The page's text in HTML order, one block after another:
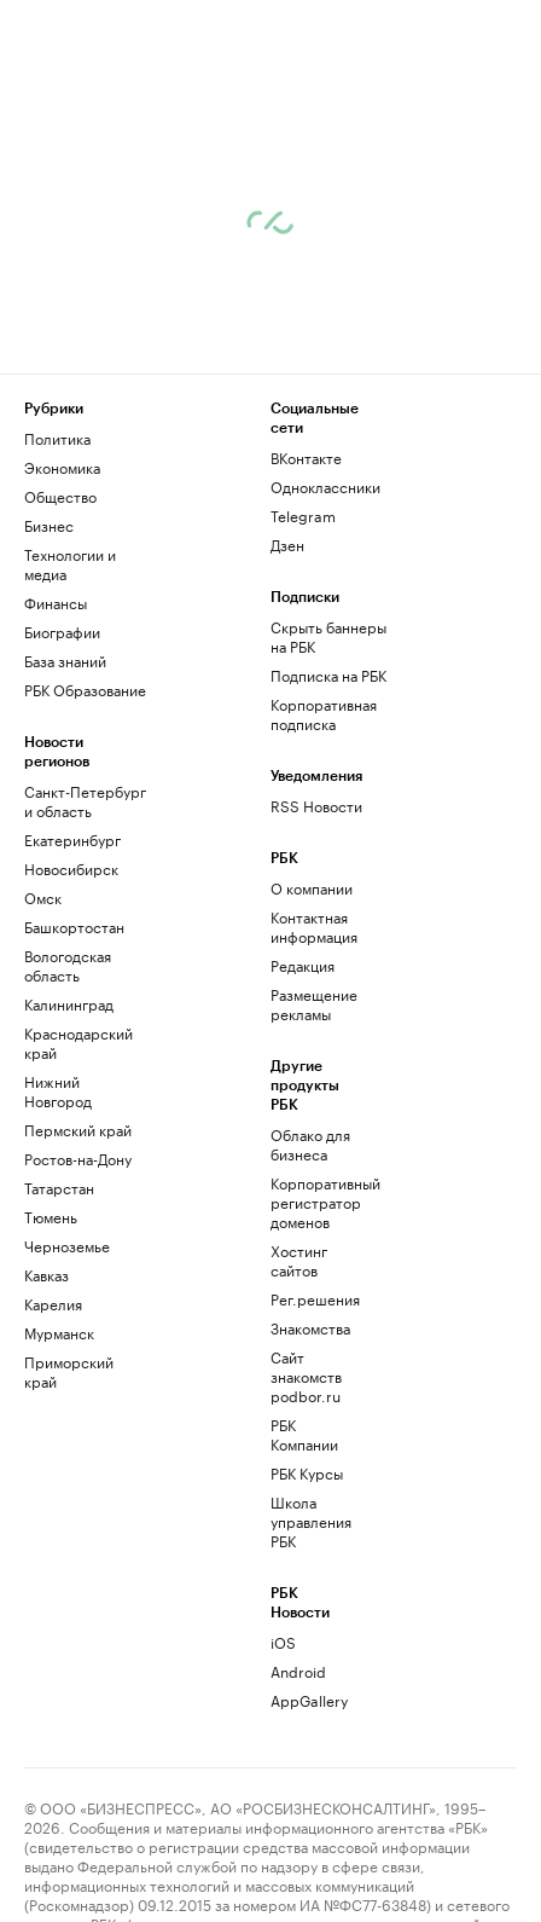
Рубрики
Политика
Экономика
Общество
Бизнес
Технологии и
медиа
Финансы
Биографии
База знаний
РБК Образование
Новости
регионов
Санкт-Петербург
и область
Екатеринбург
Новосибирск
Омск
Башкортостан
Вологодская
область
Калининград
Краснодарский
край
Нижний
Новгород
Пермский край
Ростов-на-Дону
Татарстан
Тюмень
Черноземье
Кавказ
Карелия
Мурманск
Приморский
край
Социальные
сети
ВКонтакте
Одноклассники
Telegram
Дзен
Подписки
Скрыть баннеры
на РБК
Подписка на РБК
Корпоративная
подписка
Уведомления
RSS Новости
РБК
О компании
Контактная
информация
Редакция
Размещение
рекламы
Другие
продукты
РБК
Облако для
бизнеса
Корпоративный
регистратор
доменов
Хостинг
сайтов
Рег.решения
Знакомства
Сайт
знакомств
podbor.ru
РБК
Компании
РБК Курсы
Школа
управления
РБК
РБК
Новости
iOS
Android
AppGallery
© ООО «БИЗНЕСПРЕСС», АО «РОСБИЗНЕСКОНСАЛТИНГ», 1995–
2026. Сообщения и материалы информационного агентства «РБК»
(свидетельство о регистрации средства массовой информации
выдано Федеральной службой по надзору в сфере связи,
информационных технологий и массовых коммуникаций
(Роскомнадзор) 09.12.2015 за номером ИА №ФС77-63848) и сетевого